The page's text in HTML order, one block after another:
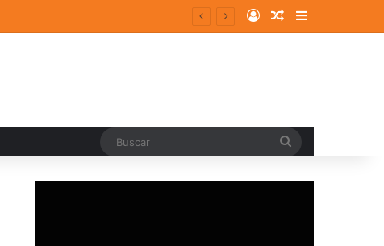
Log InRandom Article
Sidebar